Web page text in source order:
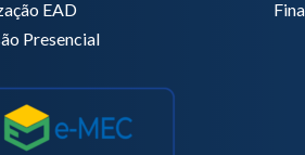
EAD
Presencial